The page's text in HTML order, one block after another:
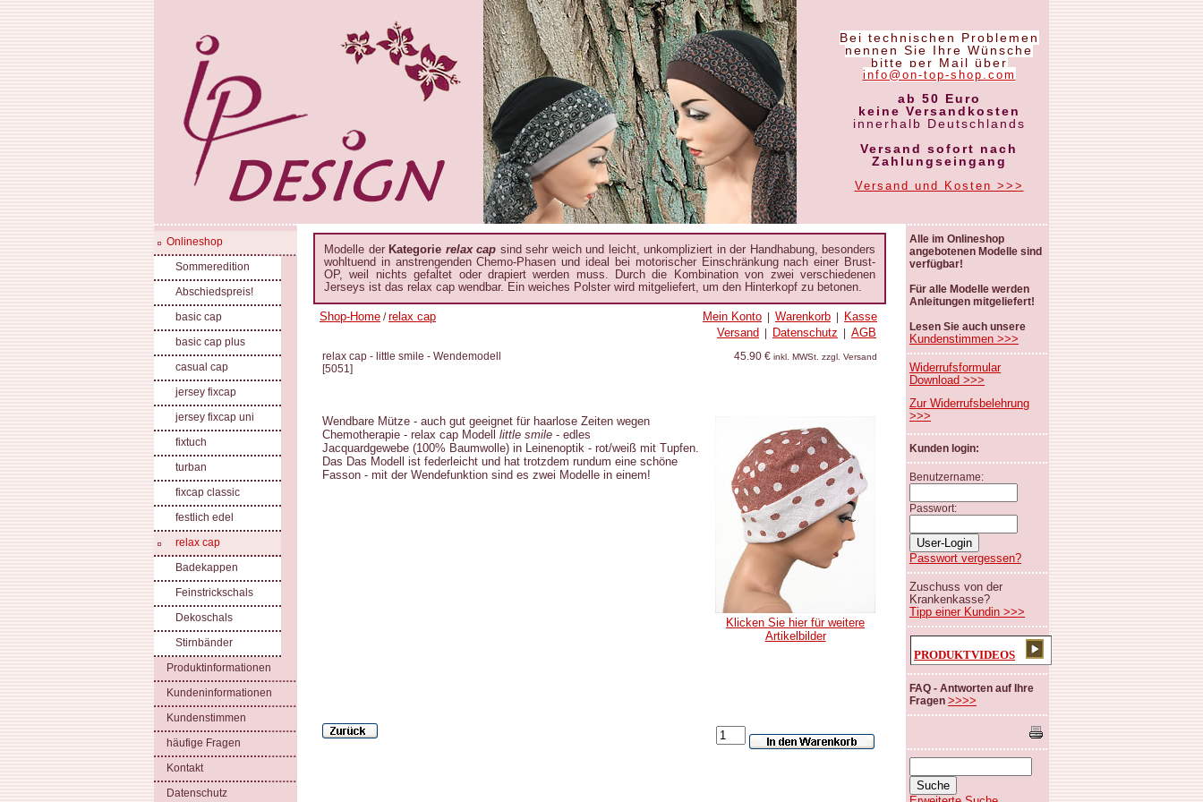
Bei technischen Problemen
nennen Sie Ihre Wünsche
bitte per Mail über
info@on-top-shop.com
ab 50 Euro
keine Versandkosten
innerhalb Deutschlands
Versand sofort nach
Zahlungseingang
Versand und Kosten >>>
Onlineshop
Sommeredition
Abschiedspreis!
basic cap
basic cap plus
casual cap
jersey fixcap
jersey fixcap uni
fixtuch
turban
fixcap classic
festlich edel
relax cap
Badekappen
Feinstrickschals
Dekoschals
Stirnbänder
Produktinformationen
Kundeninformationen
Kundenstimmen
häufige Fragen
Kontakt
Datenschutz
Modelle der Kategorie relax cap sind sehr weich und leicht, unkompliziert in der Handhabung, besonders
wohltuend in anstrengenden Chemo-Phasen und ideal bei motorischer Einschränkung nach einer Brust-
OP, weil nichts gefaltet oder drapiert werden muss. Durch die Kombination von zwei verschiedenen
Jerseys ist das relax cap wendbar. Ein weiches Polster wird mitgeliefert, um den Hinterkopf zu betonen.
Shop-Home /relax cap Mein Konto Warenkorb
Kasse
Versand
Datenschutz AGB
relax cap - little smile - Wendemodell
[5051]
45.90 € inkl. MWSt. zzgl. Versand
Wendbare Mütze - auch gut geeignet für haarlose Zeiten wegen
Chemotherapie - relax cap Modell little smile - edles
Jacquardgewebe (100% Baumwolle) in Leinenoptik - rot/weiß mit Tupfen.
Das Das Modell ist federleicht und hat trotzdem rundum eine schöne
Fasson - mit der Wendefunktion sind es zwei Modelle in einem!
Klicken Sie hier für weitere
Artikelbilder
Alle im Onlineshop
angebotenen Modelle sind
verfügbar!
Für alle Modelle werden
Anleitungen mitgeliefert!
Lesen Sie auch unsere
Kundenstimmen >>>
Widerrufsformular
Download >>>
Zur Widerrufsbelehrung
>>>
Kunden login:
Benutzername:
Passwort:
Passwort vergessen?
Zuschuss von der
Krankenkasse?
Tipp einer Kundin >>>
PRODUKTVIDEOS
FAQ - Antworten auf Ihre
Fragen >>>>